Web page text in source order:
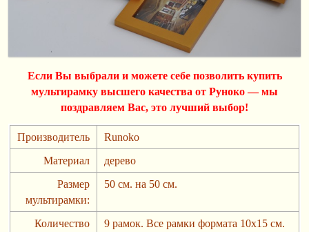
Если Вы выбрали и можете себе позволить купить
мультирамку высшего качества от Руноко — мы
поздравляем Вас, это лучший выбор!
Производитель
Runoko
Материал
дерево
Размер
мультирамки:
50 см. на 50 см.
Количество
9 рамок. Все рамки формата 10х15 см.